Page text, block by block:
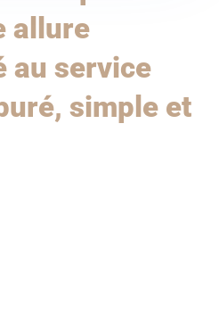
allure
au service
simple et